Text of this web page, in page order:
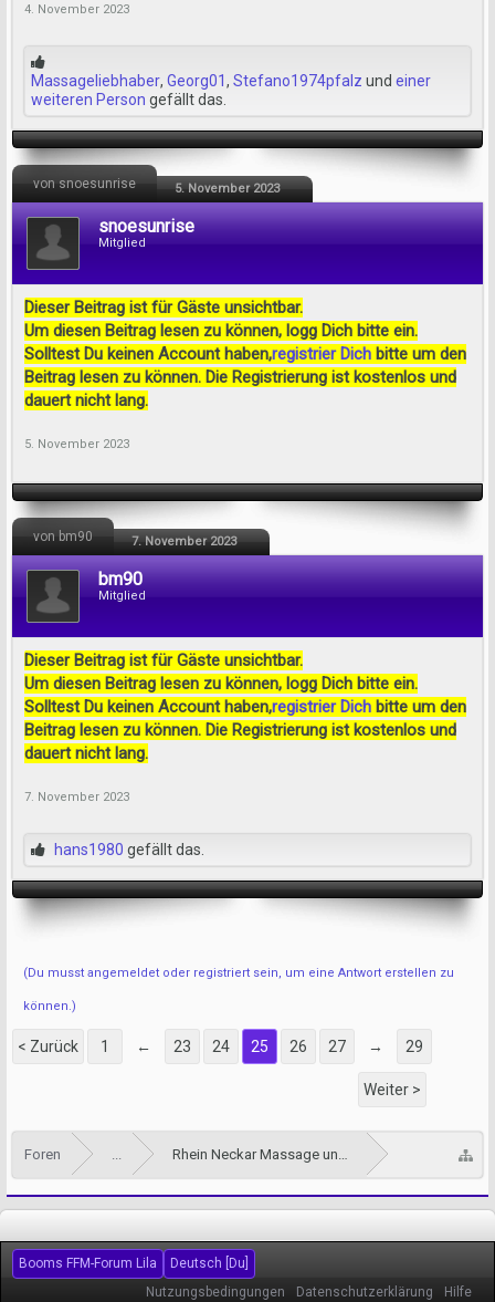
4. November 2023
Massageliebhaber, Georg01, Stefano1974pfalz und einer
weiteren Person gefällt das.
von snoesunrise 5. November 2023
snoesunrise
Mitglied
Dieser Beitrag ist für Gäste unsichtbar.
Um diesen Beitrag lesen zu können, logg Dich bitte ein.
Solltest Du keinen Account haben,registrier Dich bitte um den
Beitrag lesen zu können. Die Registrierung ist kostenlos und
dauert nicht lang.
5. November 2023
von bm90 7. November 2023
bm90
Mitglied
Dieser Beitrag ist für Gäste unsichtbar.
Um diesen Beitrag lesen zu können, logg Dich bitte ein.
Solltest Du keinen Account haben,registrier Dich bitte um den
Beitrag lesen zu können. Die Registrierung ist kostenlos und
dauert nicht lang.
7. November 2023
hans1980 gefällt das.
(Du musst angemeldet oder registriert sein, um eine Antwort erstellen zu
können.)
< Zurück 1 ← 23 24 25 26 27 → 29
Weiter >
Foren ... Rhein Neckar Massage und Tantra Forum
Booms FFM-Forum Lila
Deutsch [Du]
Nutzungsbedingungen
Datenschutzerklärung Hilfe